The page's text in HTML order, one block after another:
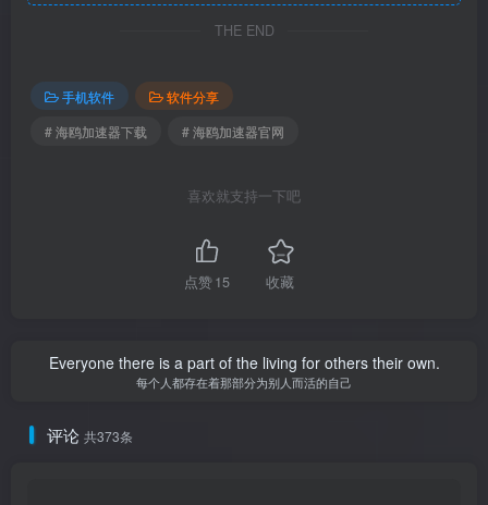
THE END
手机软件
软件分享
# 海鸥加速器下载
# 海鸥加速器官网
喜欢就支持一下吧
点赞15 收藏
Everyone there is a part of the living for others their own.
每个人都存在着那部分为别人而活的自己
评论 共373条